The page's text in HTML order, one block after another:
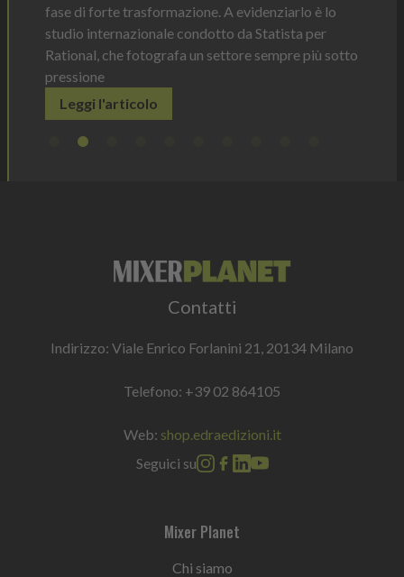
fase di forte trasformazione. A evidenziarlo è lo
studio internazionale condotto da Statista per
Rational, che fotografa un settore sempre più sotto
pressione
Leggi l'articolo
Contatti
Indirizzo: Viale Enrico Forlanini 21, 20134 Milano
Telefono: +39 02 864105
Web: shop.edraedizioni.it
Seguici su
Mixer Planet
Chi siamo